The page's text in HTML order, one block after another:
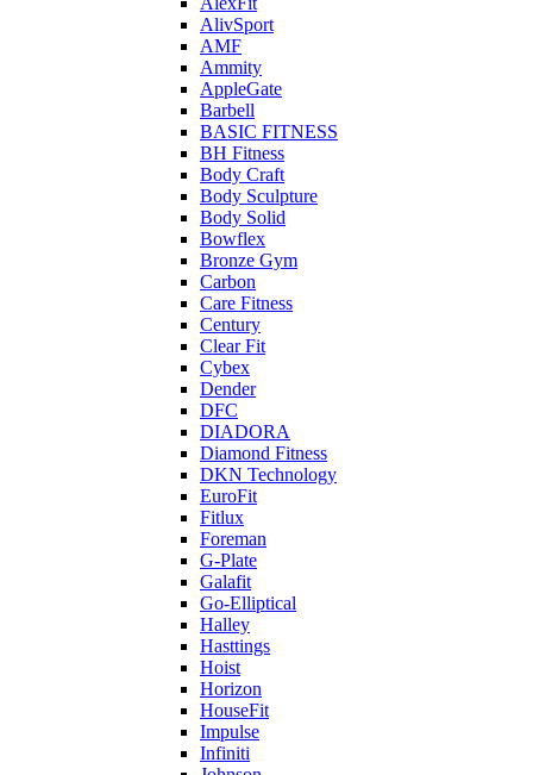
AlivSport
AMF
Ammity
AppleGate
Barbell
BASIC FITNESS
BH Fitness
Body Craft
Body Sculpture
Body Solid
Bowflex
Bronze Gym
Carbon
Care Fitness
Century
Clear Fit
Cybex
Dender
DFC
DIADORA
Diamond Fitness
DKN Technology
EuroFit
Fitlux
Foreman
G-Plate
Galafit
Go-Elliptical
Halley
Hasttings
Hoist
Horizon
HouseFit
Impulse
Infiniti